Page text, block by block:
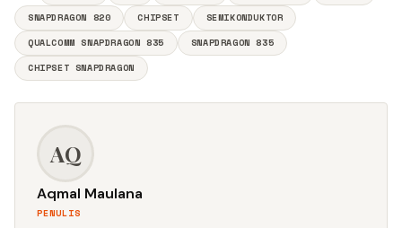
SNAPDRAGON 820
CHIPSET
SEMIKONDUKTOR
QUALCOMM SNAPDRAGON 835
SNAPDRAGON 835
CHIPSET SNAPDRAGON
AQ
Aqmal Maulana
PENULIS